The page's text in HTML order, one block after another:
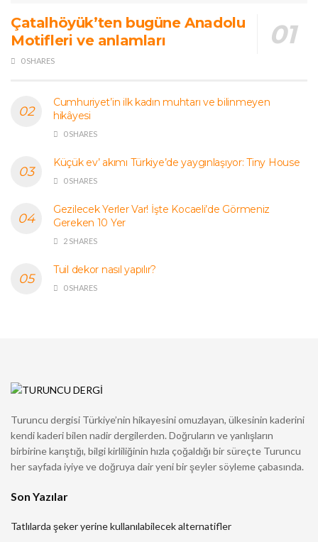
Çatalhöyük’ten bugüne Anadolu
Motifleri ve anlamları
0 SHARES
Cumhuriyet’in ilk kadın muhtarı ve bilinmeyen
hikâyesi
0 SHARES
Küçük ev’ akımı Türkiye’de yaygınlaşıyor: Tiny House
0 SHARES
Gezilecek Yerler Var! İşte Kocaeli’de Görmeniz
Gereken 10 Yer
2 SHARES
Tuil dekor nasıl yapılır?
0 SHARES
Turuncu dergisi Türkiye’nin hikayesini omuzlayan, ülkesinin kaderini
kendi kaderi bilen nadir dergilerden. Doğruların ve yanlışların
birbirine karıştığı, bilgi kirliliğinin hızla çoğaldığı bir süreçte Turuncu
her sayfada iyiye ve doğruya dair yeni bir şeyler söyleme çabasında.
Son Yazılar
Tatlılarda şeker yerine kullanılabilecek alternatifler